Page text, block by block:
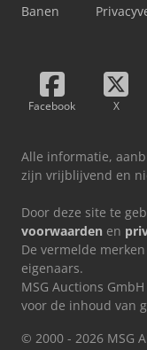
Banen
Facebook X
Alle informatie,
zijn vrijblijvend en
Door deze site te
voorwaarden en
De vermelde
eigenaars.
MSG Auctions
voor de inhoud van
© 2000 - 2026 MSG